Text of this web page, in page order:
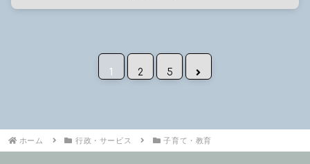
1 2 5 次へ
ホーム 行政・サービス 子育て・教育